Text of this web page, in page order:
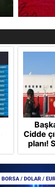
Cidde
planı!
ve